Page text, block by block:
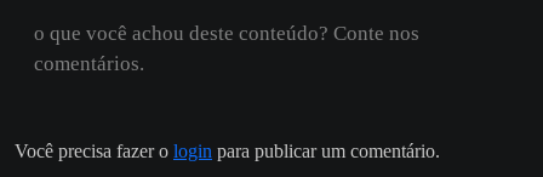
o que você achou deste conteúdo? Conte nos
comentários.
Você precisa fazer o login para publicar um comentário.